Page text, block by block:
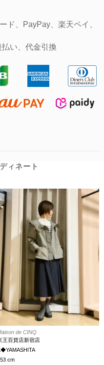
ド、PayPay、楽天ペイ、
い、代金引換
ィネート
de CINQ
王百貨店新宿店
cm